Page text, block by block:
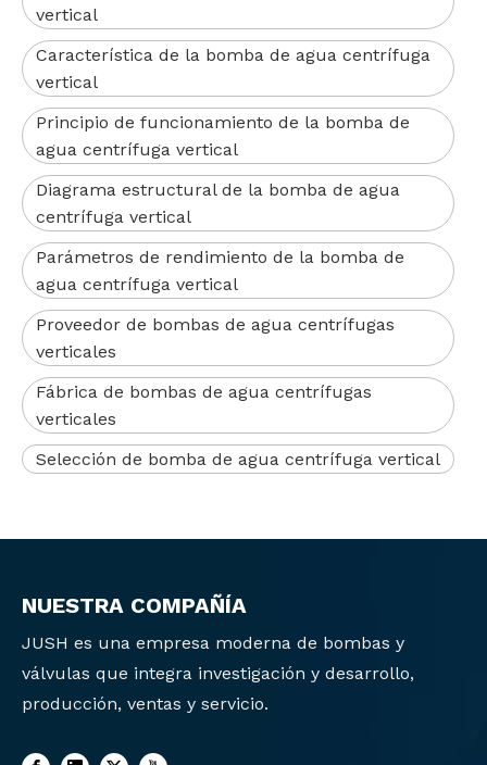
vertical
Característica de la bomba de agua centrífuga
vertical
Principio de funcionamiento de la bomba de
agua centrífuga vertical
Diagrama estructural de la bomba de agua
centrífuga vertical
Parámetros de rendimiento de la bomba de
agua centrífuga vertical
Proveedor de bombas de agua centrífugas
verticales
Fábrica de bombas de agua centrífugas
verticales
Selección de bomba de agua centrífuga vertical
NUESTRA COMPAÑÍA
JUSH es una empresa moderna de bombas y
válvulas que integra investigación y desarrollo,
producción, ventas y servicio.